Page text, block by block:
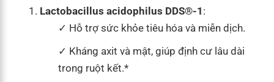
Lactobacillus acidophilus DDS®-1 :
Hỗ trợ sức khỏe tiêu hóa và miễn dịch.
Kháng axit và mật, giúp định cư lâu dài
trong ruột kết.*